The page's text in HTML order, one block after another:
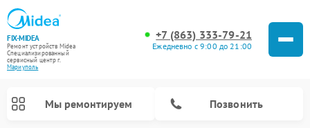
FIX-MIDEA
Ремонт устройств Midea
Специализированный
cервисный центр г.
Мариуполь
+7 (863) 333-79-21
Ежедневно с 9:00 до 21:00
Мы ремонтируем Позвонить